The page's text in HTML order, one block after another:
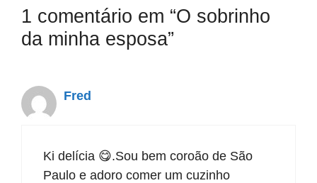
1 comentário em “O sobrinho
da minha esposa”
Fred
Ki delícia 😋.Sou bem coroão de São
Paulo e adoro comer um cuzinho